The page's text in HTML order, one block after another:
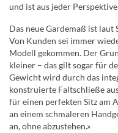
und ist aus jeder
Das neue Gardemaß ist laut
Von Kunden sei immer
Modell gekommen. Der
kleiner – das gilt sogar für
Gewicht wird durch das
konstruierte Faltschließe
für einen perfekten Sitz am
an einem schmaleren
an, ohne abzustehen.»